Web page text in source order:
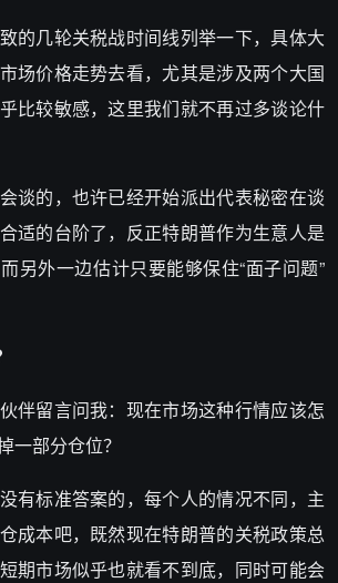
的几轮关税战时间线列举一下，具体大
场价格走势去看，尤其是涉及两个大国
比较敏感，这里我们就不再过多谈论什
谈的，也许已经开始派出代表秘密在谈
适的台阶了，反正特朗普作为生意人是
另外一边估计只要能够保住“面子问题”
伴留言问我：现在市场这种行情应该怎
一部分仓位？
有标准答案的，每个人的情况不同，主
成本吧，既然现在特朗普的关税政策总
期市场似乎也就看不到底，同时可能会